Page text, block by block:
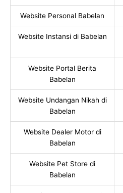
Website Personal Babelan
Website Instansi di Babelan
Website Portal Berita
Babelan
Website Undangan Nikah di
Babelan
Website Dealer Motor di
Babelan
Website Pet Store di
Babelan